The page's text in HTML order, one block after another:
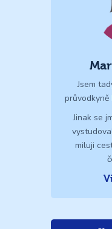
Jsem
průvodkyně
Jinak se
miluji